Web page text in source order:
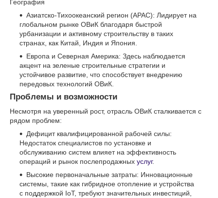
География
Азиатско-Тихоокеанский регион (APAC): Лидирует на
глобальном рынке ОВиК благодаря быстрой
урбанизации и активному строительству в таких
странах, как Китай, Индия и Япония.
Европа и Северная Америка: Здесь наблюдается
акцент на зеленые строительные стратегии и
устойчивое развитие, что способствует внедрению
передовых технологий ОВиК.
Проблемы и возможности
Несмотря на уверенный рост, отрасль ОВиК сталкивается с
рядом проблем:
Дефицит квалифицированной рабочей силы:
Недостаток специалистов по установке и
обслуживанию систем влияет на эффективность
операций и рынок послепродажных услуг.
Высокие первоначальные затраты: Инновационные
системы, такие как гибридное отопление и устройства
с поддержкой IoT, требуют значительных инвестиций,